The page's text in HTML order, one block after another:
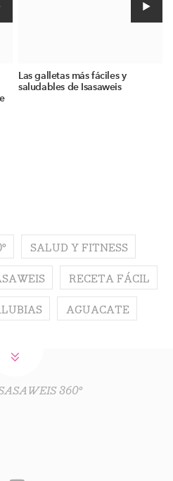
Las galletas más fáciles y
saludables de Isasaweis
SALUD Y FITNESS
RECETA FÁCIL
AGUACATE
360º